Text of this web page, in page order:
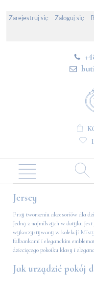
Zarejestruj się Zaloguj się
Jersey
Przy tworzeniu akcesoriów dla
Jedną z najmilszych w dotyku
wykorzystywany w kolekcji
falbankami i eleganckim
dziecięcego pokoiku klasy i
Jak urządzić pokój